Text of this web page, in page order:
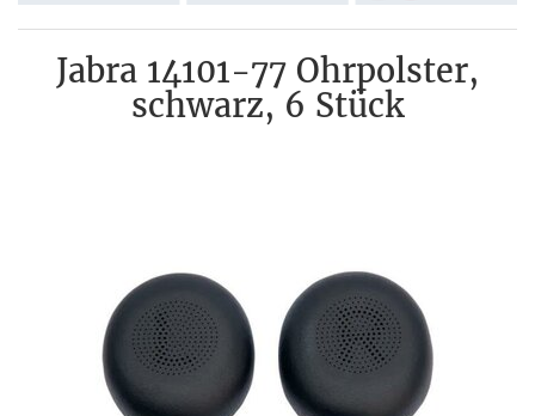
Jabra 14101-77 Ohrpolster,
schwarz, 6 Stück